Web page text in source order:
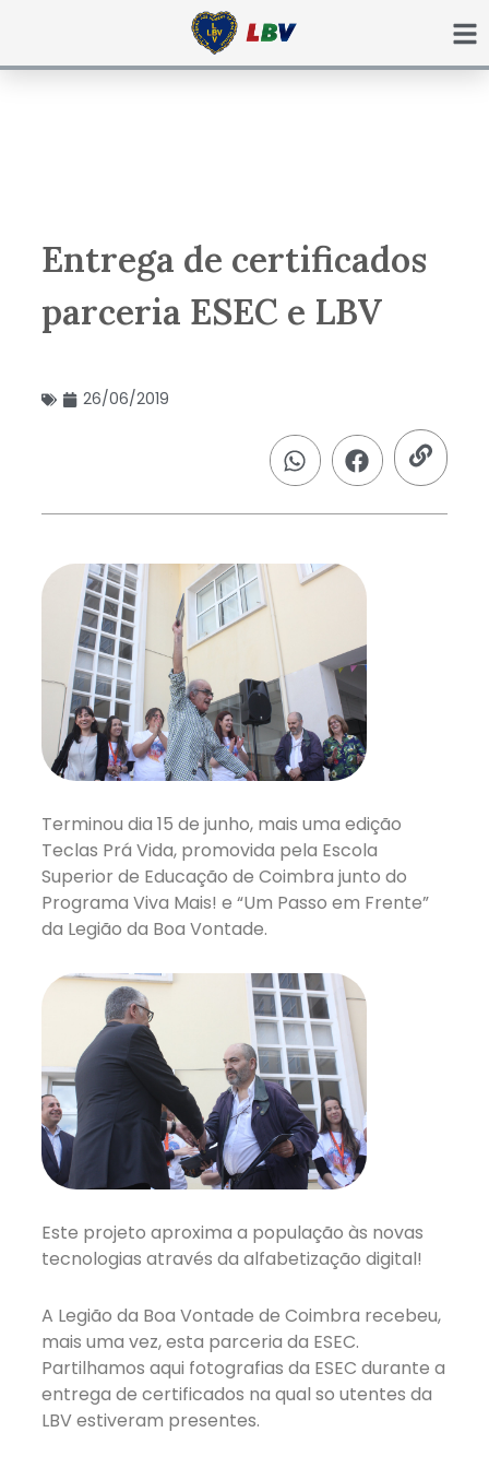
Entrega de certificados
parceria ESEC e LBV
26/06/2019
Terminou dia 15 de junho, mais uma edição
Teclas Prá Vida, promovida pela Escola
Superior de Educação de Coimbra junto do
Programa Viva Mais! e “Um Passo em Frente”
da Legião da Boa Vontade.
Este projeto aproxima a população às novas
tecnologias através da alfabetização digital!
A Legião da Boa Vontade de Coimbra recebeu,
mais uma vez, esta parceria da ESEC.
Partilhamos aqui fotografias da ESEC durante a
entrega de certificados na qual so utentes da
LBV estiveram presentes.